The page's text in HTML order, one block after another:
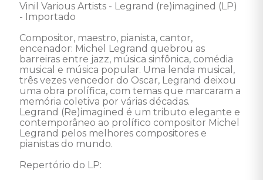
Vinil Various Artists - Legrand (re)imagined (LP)
- Importado
Compositor, maestro, pianista, cantor,
encenador: Michel Legrand quebrou as
barreiras entre jazz, música sinfônica, comédia
musical e música popular. Uma lenda musical,
três vezes vencedor do Oscar, Legrand deixou
uma obra prolífica, com temas que marcaram a
memória coletiva por várias décadas.
Legrand (Re)imagined é um tributo elegante e
contemporâneo ao prolífico compositor Michel
Legrand pelos melhores compositores e
pianistas do mundo.
Repertório do LP: